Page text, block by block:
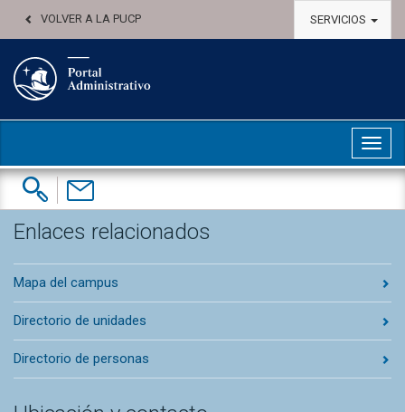
VOLVER A LA PUCP SERVICIOS
Buscar:
Contáctenos
Enlaces relacionados
Mapa del campus
Directorio de unidades
Directorio de personas